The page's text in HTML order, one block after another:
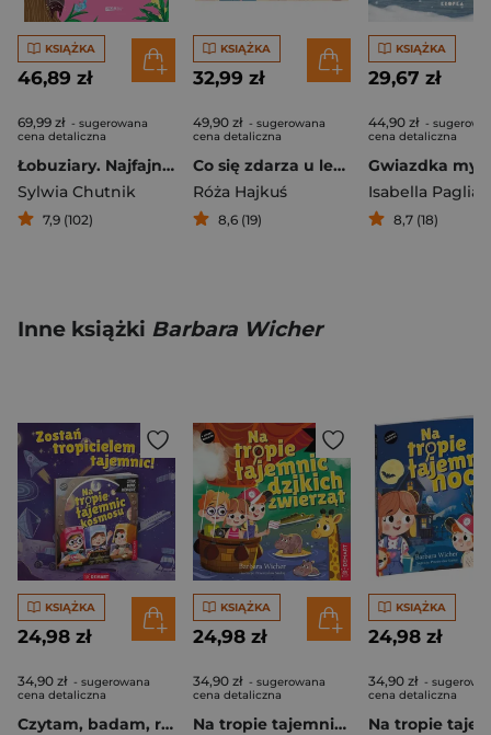
KSIĄŻKA
46,89 zł
69,99 zł - sugerowana
cena detaliczna
Łobuziary. Najfajniejsze bohaterki literackie
Sylwia Chutnik
7,9 (102)
KSIĄŻKA
32,99 zł
49,90 zł - sugerowana
cena detaliczna
Co się zdarza u lekarza
Róża Hajkuś
8,6 (19)
KSIĄŻKA
29,67 zł
44,90 zł -
cena detaliczna
Gwiazdka
Isabella Paglia
8,7 (18)
Inne książki Barbara Wicher
KSIĄŻKA
24,98 zł
34,90 zł - sugerowana
cena detaliczna
Czytam, badam, rozwiązuję. Na tropie tajemnic kosmosu
KSIĄŻKA
24,98 zł
34,90 zł - sugerowana
cena detaliczna
Na tropie tajemnic dzikich zwierząt. Czytam, badam, rozwiązuję
KSIĄŻKA
24,98 zł
34,90 zł -
cena detaliczna